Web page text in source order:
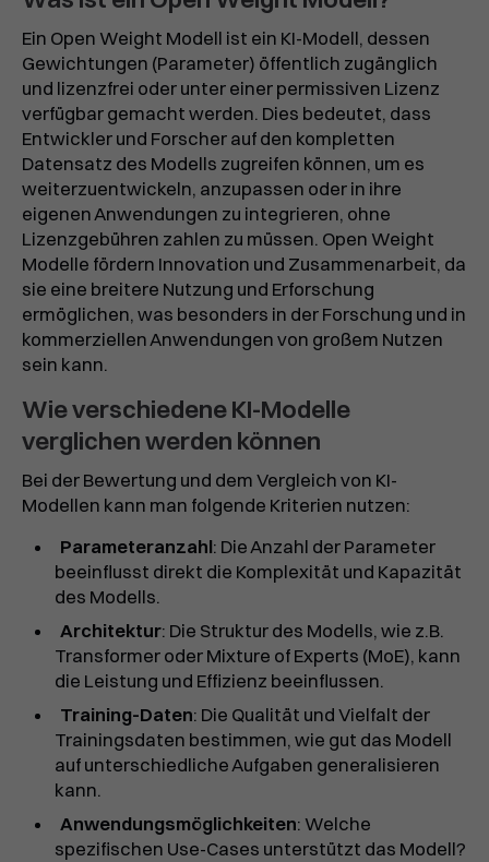
Ein Open Weight Modell ist ein KI-Modell, dessen
Gewichtungen (Parameter) öffentlich zugänglich
und lizenzfrei oder unter einer permissiven Lizenz
verfügbar gemacht werden. Dies bedeutet, dass
Entwickler und Forscher auf den kompletten
Datensatz des Modells zugreifen können, um es
weiterzuentwickeln, anzupassen oder in ihre
eigenen Anwendungen zu integrieren, ohne
Lizenzgebühren zahlen zu müssen. Open Weight
Modelle fördern Innovation und Zusammenarbeit, da
sie eine breitere Nutzung und Erforschung
ermöglichen, was besonders in der Forschung und in
kommerziellen Anwendungen von großem Nutzen
sein kann.
Wie verschiedene KI-Modelle
verglichen werden können
Bei der Bewertung und dem Vergleich von KI-
Modellen kann man folgende Kriterien nutzen:
Parameteranzahl: Die Anzahl der Parameter
beeinflusst direkt die Komplexität und Kapazität
des Modells.
Architektur: Die Struktur des Modells, wie z.B.
Transformer oder Mixture of Experts (MoE), kann
die Leistung und Effizienz beeinflussen.
Training-Daten: Die Qualität und Vielfalt der
Trainingsdaten bestimmen, wie gut das Modell
auf unterschiedliche Aufgaben generalisieren
kann.
Anwendungsmöglichkeiten: Welche
spezifischen Use-Cases unterstützt das Modell?